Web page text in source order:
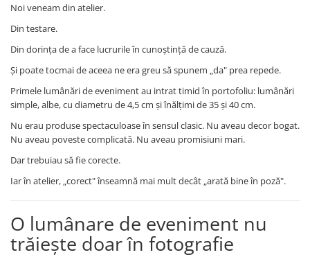
Noi veneam din atelier.
Din testare.
Din dorința de a face lucrurile în cunoștință de cauză.
Și poate tocmai de aceea ne era greu să spunem „da" prea repede.
Primele lumânări de eveniment au intrat timid în portofoliu: lumânări
simple, albe, cu diametru de 4,5 cm și înălțimi de 35 și 40 cm.
Nu erau produse spectaculoase în sensul clasic. Nu aveau decor bogat.
Nu aveau poveste complicată. Nu aveau promisiuni mari.
Dar trebuiau să fie corecte.
Iar în atelier, „corect" înseamnă mai mult decât „arată bine în poză".
O lumânare de eveniment nu
trăiește doar în fotografie